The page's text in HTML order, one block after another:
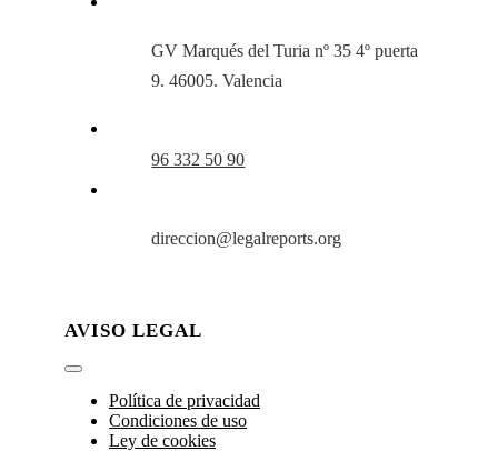
GV Marqués del Turia nº 35 4º puerta
9. 46005. Valencia
96 332 50 90
direccion@legalreports.org
AVISO LEGAL
Toggle
NavigationPolítica de privacidad
Condiciones de uso
Ley de cookies